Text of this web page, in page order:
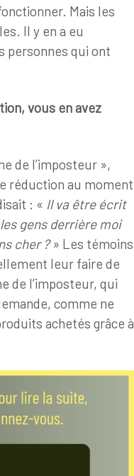
Mais les
Il y en a eu
personnes qui ont
vous en avez
de l’imposteur »,
réduction au moment
: « Il va être écrit
gens derrière moi
cher ?» Les témoins
leur faire de
de l’imposteur, qui
comme ne
achetés grâce à